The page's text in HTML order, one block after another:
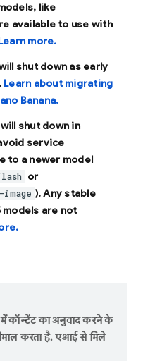
like
available to use with
more.
shut down as early
. Learn about migrating
Banana.
shut down in
service
to a newer model
or
). Any stable
models are not
कॉन्टेंट का अनुवाद करने के
करता है. एआई से मिले